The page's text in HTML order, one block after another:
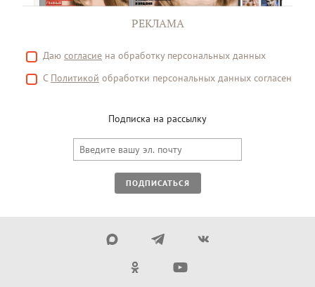
РЕКЛАМА
Даю согласие на обработку персональных данных
С Политикой обработки персональных данных согласен
Подписка на рассылку
ПОДПИСАТЬСЯ